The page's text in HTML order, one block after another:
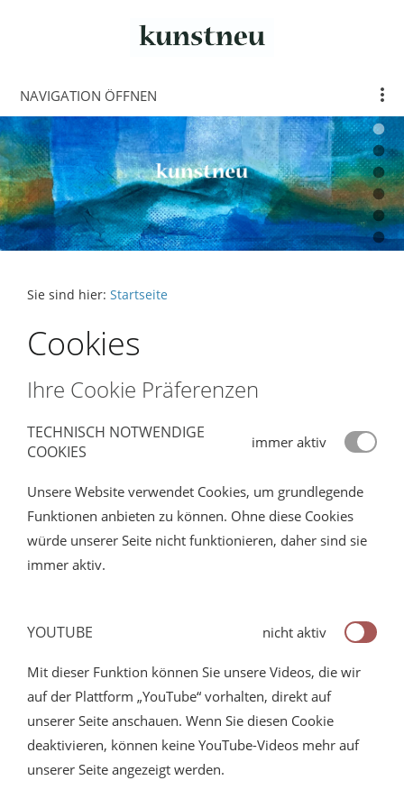
NAVIGATION ÖFFNEN
Sie sind hier: Startseite
Cookies
Ihre Cookie Präferenzen
TECHNISCH NOTWENDIGE
COOKIES
immer aktiv
Unsere Website verwendet Cookies, um grundlegende
Funktionen anbieten zu können. Ohne diese Cookies
würde unserer Seite nicht funktionieren, daher sind sie
immer aktiv.
YOUTUBE nicht aktiv
Mit dieser Funktion können Sie unsere Videos, die wir
auf der Plattform „YouTube“ vorhalten, direkt auf
unserer Seite anschauen. Wenn Sie diesen Cookie
deaktivieren, können keine YouTube-Videos mehr auf
unserer Seite angezeigt werden.